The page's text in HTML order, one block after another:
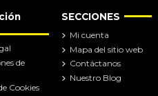
de
Cookies
SECCIONES
Mi cuenta
Mapa del sitio web
Contáctanos
Nuestro Blog